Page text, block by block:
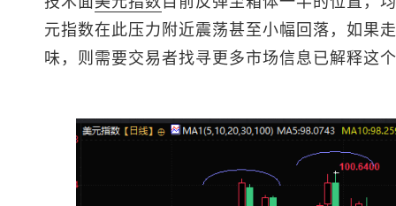
元指数在此压力附近震荡甚至小幅回落，如果
味，则需要交易者找寻更多市场信息已解释这